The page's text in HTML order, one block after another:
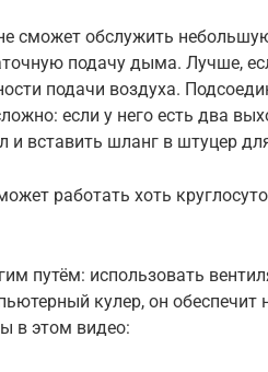
сможет обслужить
подачу дыма. Лучше,
подачи воздуха.
если у него есть два
и вставить шланг в штуцер
работать хоть
путём: использовать
кулер, он обеспечит
в этом видео: